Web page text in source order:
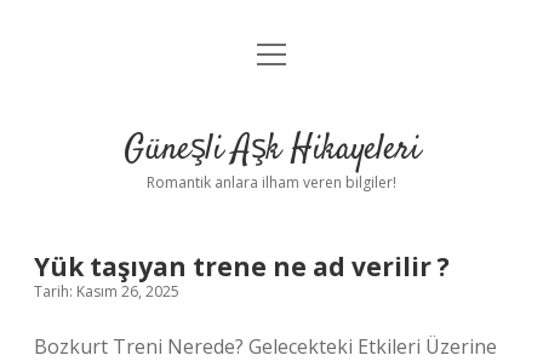
Anasayfa
Yasal Uyarı
menüyü
Güneşli Aşk Hikayeleri
Romantik anlara ilham veren bilgiler!
Yük taşıyan trene ne ad verilir ?
Tarih: Kasım 26, 2025
Bozkurt Treni Nerede? Gelecekteki Etkileri Üzerine